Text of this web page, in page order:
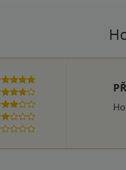
5 hvězdiček
4 hvězdičky
3 hvězdičky
2 hvězdičky
1 hvezdička